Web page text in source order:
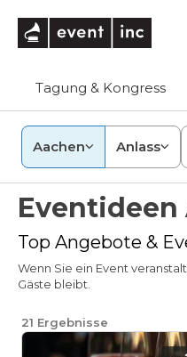
Tagung & Kongress
Aachen Anlass
Eventideen
Top Angebote &
Wenn Sie ein Event
Gäste bleibt.
21 Ergebnisse